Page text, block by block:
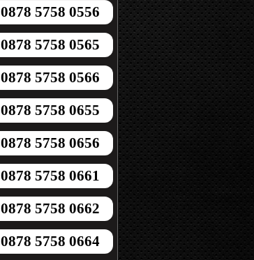
0878 5758 0556
0878 5758 0565
0878 5758 0566
0878 5758 0655
0878 5758 0656
0878 5758 0661
0878 5758 0662
0878 5758 0664